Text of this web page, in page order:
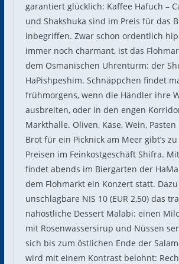
garantiert glücklich: Kaffee Hafuch –
und Shakshuka sind im Preis für das
inbegriffen. Zwar schon ordentlich
immer noch charmant, ist das
dem Osmanischen Uhrenturm: der
HaPishpeshim. Schnäppchen findet
frühmorgens, wenn die Händler ihre
ausbreiten, oder in den engen
Markthalle. Oliven, Käse, Wein,
Brot für ein Picknick am Meer gibt’s
Preisen im Feinkostgeschäft Shifra.
findet abends im Biergarten der
dem Flohmarkt ein Konzert statt.
unschlagbare NIS 10 (EUR 2,50) das
nahöstliche Dessert Malabi: einen
mit Rosenwassersirup und Nüssen
sich bis zum östlichen Ende der
wird mit einem Kontrast belohnt: